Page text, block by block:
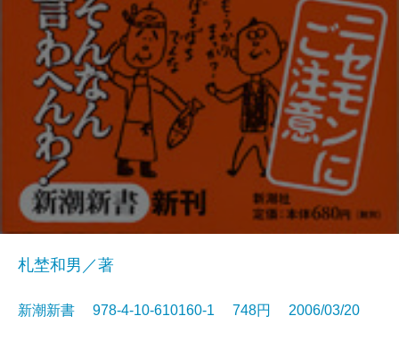
札埜和男／著
新潮新書 978-4-10-610160-1 748円 2006/03/20